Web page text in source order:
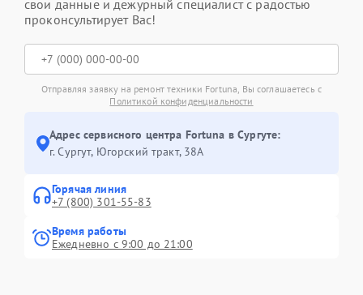
свои данные и дежурный специалист с радостью
проконсультирует Вас!
Отправляя заявку на ремонт техники Fortuna, Вы соглашаетесь с
Политикой конфиденциальности
Адрес сервисного центра Fortuna в Сургуте:
г. Сургут, Югорский тракт, 38А
Горячая линия
+7 (800) 301-55-83
Время работы
Ежедневно с 9:00 до 21:00